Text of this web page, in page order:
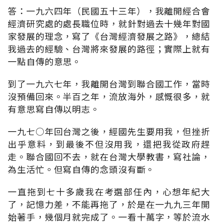
答：一九六四年（民國五十三年），我離開經合會
經濟研究處的處長職位時，就針對過去十幾年對國
家發展的理念，寫了《台灣經濟發展之路》，總結
我過去的經驗、台灣將來發展的路徑；實際上就有
一點自傳的意思。
到了一九六七年，我離開台灣到聯合國工作，當時
沒預備回來。半百之年，流放海外，感慨很多，就
有意思寫自傳以明志。
一九七○年回台灣之後，經國先生要用我，但挫折
出乎意料，到最後不但沒用我，還把我從政府趕
走。聯合國回不去，就在台灣大學教書，寫社論，
為生活忙。但寫自傳的念頭沒有斷。
一直拖到七十多歲我在考選部任內，心想年紀大
了，記憶力差，不能再拖了，於是在一九九三年開
始著手，幾個月就完成了。一看十萬字，等於流水